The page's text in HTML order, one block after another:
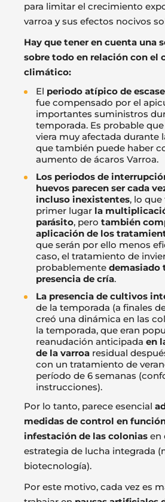
para limitar el crecimiento
varroa y sus efectos nocivos
Hay que tener en cuenta una
sobre todo en relación con el
climático:
El periodo atípico de
fue compensado por el
importantes suministros
temporada. Es probable
viera muy afectada durante
que también puede haber
aumento de ácaros Varroa.
Los periodos de
huevos parecen ser cada
incluso inexistentes, lo que
primer lugar la
parásito, pero también
aplicación de los
que serán por ello menos
caso, el tratamiento de
probablemente demasiado
presencia de cría.
La presencia de cultivos
de la temporada (a finales
creó una dinámica en las
la temporada, que eran
reanudación anticipada en
de la varroa residual
con un tratamiento de
período de 6 semanas
instrucciones).
Por lo tanto, parece esencial
medidas de control en
infestación de las colonias en
estrategia de lucha integrada
biotecnología).
Por este motivo, cada vez es